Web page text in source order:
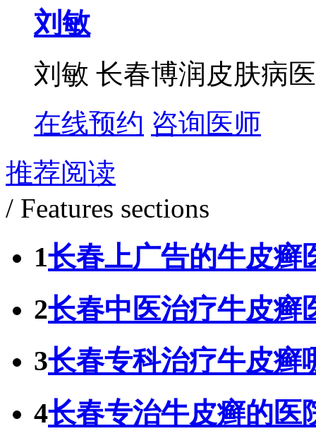
刘敏
刘敏 长春博润皮肤病
在线预约 咨询医师
推荐阅读
/ Features sections
1长春上广告的牛皮癣
2长春中医治疗牛皮癣
3长春专科治疗牛皮癣
4长春专治牛皮癣的医